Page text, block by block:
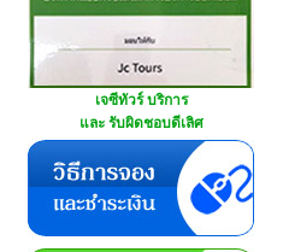
เจซีทัวร์ บริการ
และ รับผิดชอบดีเลิศ